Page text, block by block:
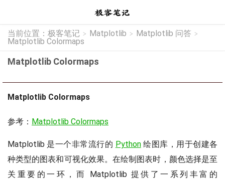
当前位置： 极客笔记 > Matplotlib > Matplotlib 问答 >
Matplotlib Colormaps
Matplotlib Colormaps
Matplotlib Colormaps
参考： Matplotlib Colormaps
Matplotlib 是一个非常流行的 Python绘图库，用于创建各
种类型的图表和可视化效果。在绘制图表时，颜色选择是至
关重要的一环，而 Matplotlib 提供了一系列丰富的